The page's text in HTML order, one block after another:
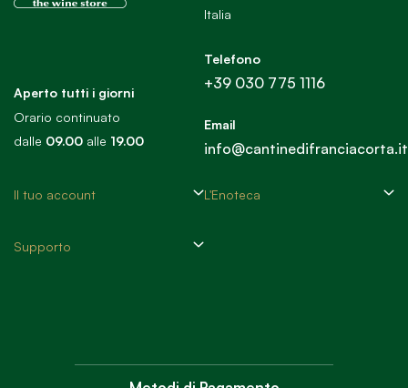
Aperto tutti i giorni
Orario continuato
dalle 09.00 alle 19.00
Italia
Telefono
+39 030 775 1116
Email
info@cantinedifranciacorta.it
Il tuo account L'Enoteca
Supporto